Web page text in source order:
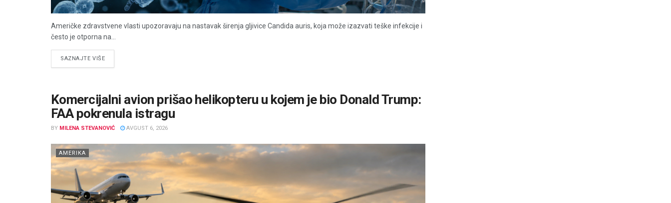
Američke zdravstvene vlasti upozoravaju na nastavak širenja gljivice Candida auris, koja može izazvati teške infekcije i
često je otporna na...
SAZNAJTE VIŠEDETAILS
Komercijalni avion prišao helikopteru u kojem je bio Donald Trump:
FAA pokrenula istragu
BY MILENA STEVANOVIĆ AVGUST 6, 2026
AMERIKA